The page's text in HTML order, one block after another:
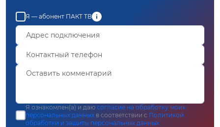
Я — абонент ПАКТ ТВ
Я ознакомлен(а) и даю согласие на обработку моих
персональных данных в соответствии с Политикой
обработки и защиты персональных данных